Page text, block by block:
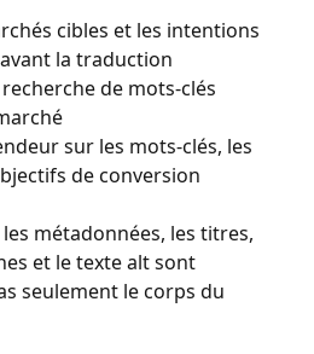
cibles et les intentions
la traduction
de mots-clés
sur les mots-clés, les
de conversion
métadonnées, les titres,
et le texte alt sont
seulement le corps du